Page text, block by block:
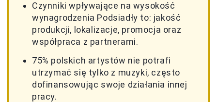
Czynniki wpływające na wysokość
wynagrodzenia Podsiadły to: jakość
produkcji, lokalizacje, promocja oraz
współpraca z partnerami.
75% polskich artystów nie potrafi
utrzymać się tylko z muzyki, często
dofinansowując swoje działania innej
pracy.